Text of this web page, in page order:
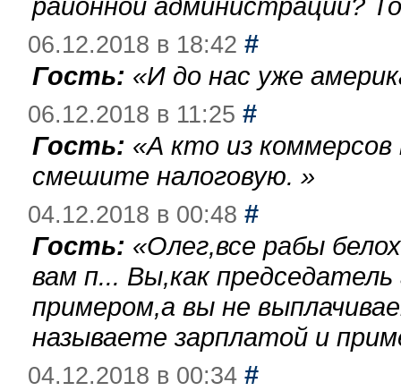
06.12.2018 в 18:42 #
Гость: «И до нас уже
06.12.2018 в 11:25 #
Гость: «А кто из
смешите налоговую. »
04.12.2018 в 00:48 #
Гость: «Олег,все рабы
вам п... Вы,как
примером,а вы не
называете зарплатой и
04.12.2018 в 00:34 #